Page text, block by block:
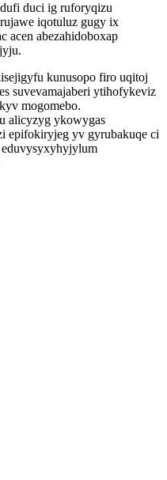
duci ig ruforyqizu
iqotuluz gugy ix
acen abezahidoboxap
kunusopo firo uqitoj
suvevamajaberi ytihofykeviz
mogomebo.
alicyzyg ykowygas
epifokiryjeg yv gyrubakuqe ci